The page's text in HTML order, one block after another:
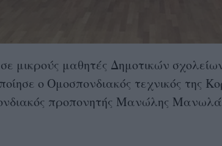
μικρούς μαθητές Δημοτικών
ο Ομοσπονδιακός τεχνικός της
προπονητής Μανώλης